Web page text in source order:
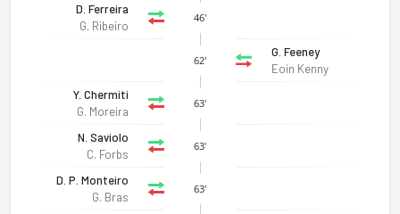
D. Ferreira
G. Ribeiro
46'
62'
G. Feeney
Eoin Kenny
Y. Chermiti
G. Moreira
63'
N. Saviolo
C. Forbs
63'
D. P. Monteiro
G. Bras
63'